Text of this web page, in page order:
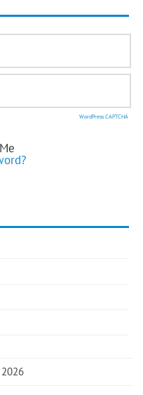
WordPress CAPTCHA